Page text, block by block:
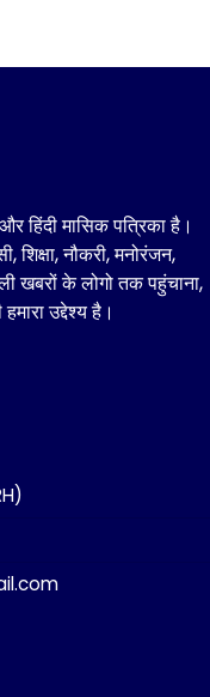
हिंदी मासिक पत्रिका है।
नौकरी, मनोरंजन,
खबरों के लोगो तक पहुंचाना,
उद्देश्य है।